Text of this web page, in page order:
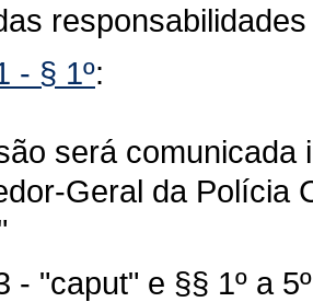
- § 1º:
será
Geral da Polícia
- "caput" e §§ 1º a